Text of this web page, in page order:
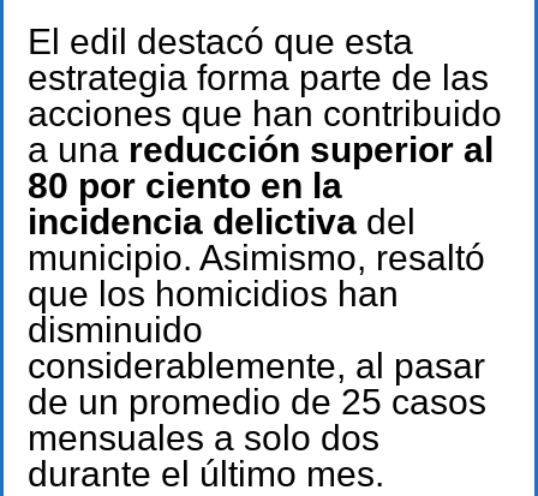
El edil destacó que esta
estrategia forma parte de las
acciones que han contribuido
a una reducción superior al
80 por ciento en la
incidencia delictiva del
municipio. Asimismo, resaltó
que los homicidios han
disminuido
considerablemente, al pasar
de un promedio de 25 casos
mensuales a solo dos
durante el último mes.